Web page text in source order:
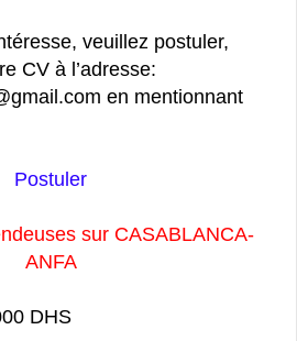
veuillez postuler,
CV à l’adresse:
en mentionnant
Postuler
sur CASABLANCA-
ANFA
DHS